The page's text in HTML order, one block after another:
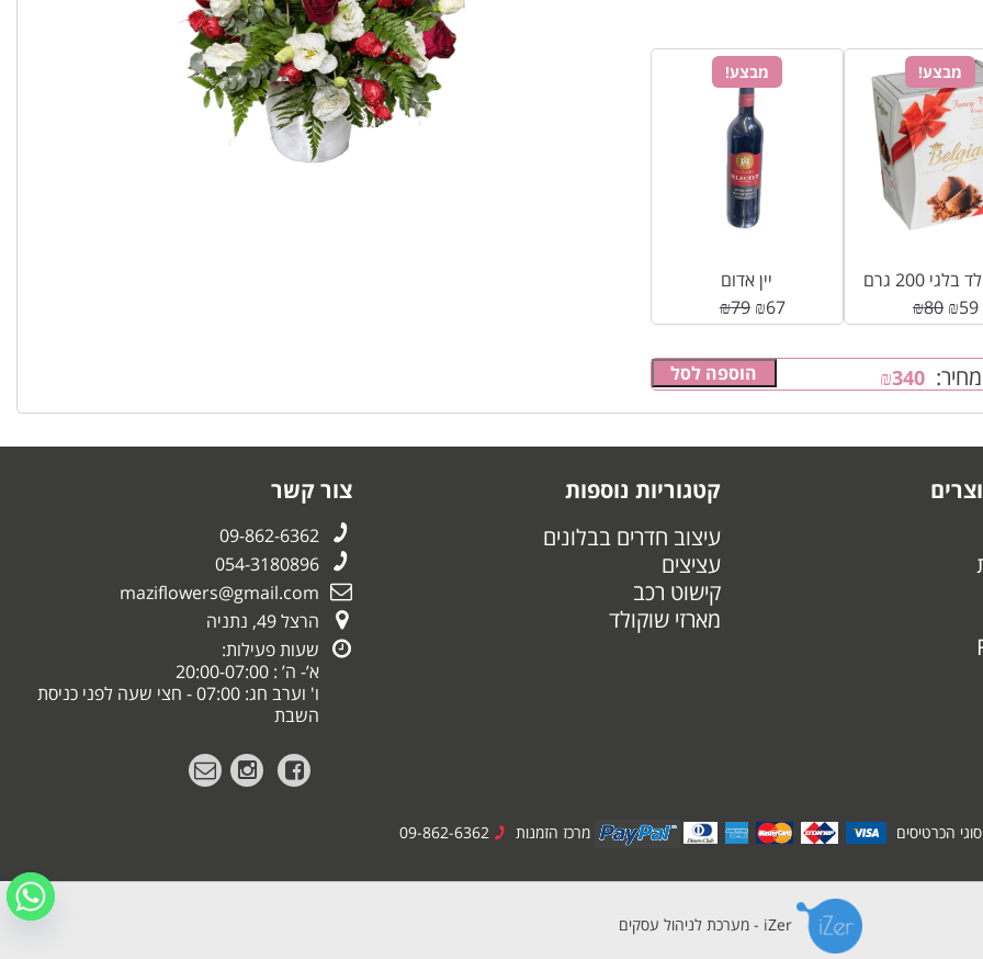
מחיר: ₪340 הוספה לסל
מבצע!
יין אדום
₪79 ₪67
מבצע!
₪80 ₪59
קטגוריות נוספות
עיצוב חדרים בבלונים
עציצים
קישוט רכב
מארזי שוקולד
צור קשר
09-862-6362
054-3180896
maziflowers@gmail.com
הרצל 49, נתניה
שעות פעילות:
א’- ה’ : 20:00-07:00
ו' וערב חג: 07:00 - חצי שעה לפני כניסת
השבת
הכרטיסים מרכז הזמנות
iZer - מערכת לניהול עסקים